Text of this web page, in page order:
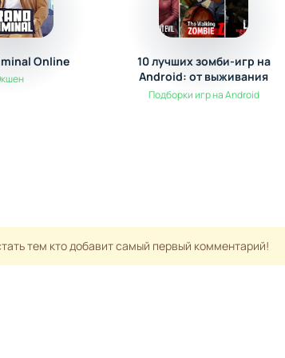
Online
10 лучших зомби-игр на
Android: от выживания
до экшена
Подборки игр на Android
тем кто добавит самый первый комментарий!